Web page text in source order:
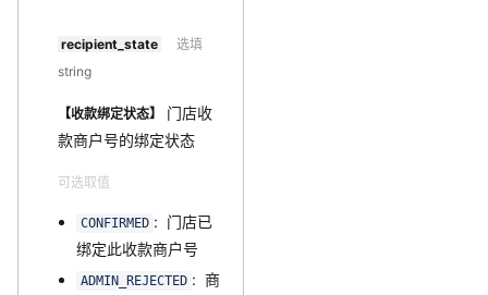
recipient_state
选填
string
【收款绑定状态】
门店收
款商户号的绑定状态
可选取值
CONFIRMED : 门店已
绑定此收款商户号
ADMIN_REJECTED : 商